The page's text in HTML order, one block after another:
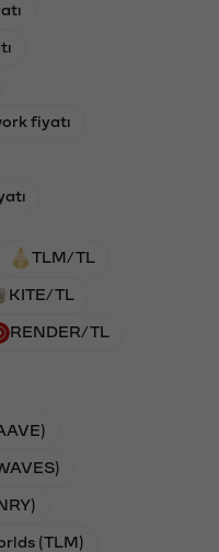
fiyatı
TLM/TL
KITE/TL
RENDER/TL
(TLM)